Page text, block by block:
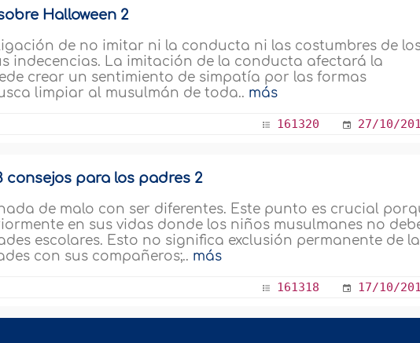
Halloween 2
de no imitar ni la conducta ni las costumbres de
indecencias. La imitación de la conducta afectará la
crear un sentimiento de simpatía por las formas
limpiar al musulmán de toda.. más
161320 27/10/
consejos para los padres 2
de malo con ser diferentes. Este punto es crucial
en sus vidas donde los niños musulmanes no
escolares. Esto no significa exclusión permanente de la
con sus compañeros;.. más
161318 17/10/